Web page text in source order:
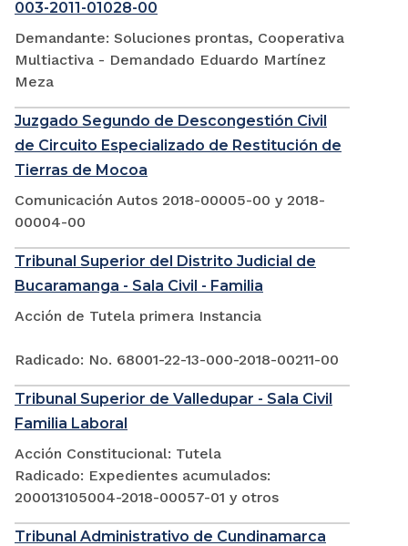
003-2011-01028-00
Demandante: Soluciones prontas, Cooperativa
Multiactiva - Demandado Eduardo Martínez
Meza
Juzgado Segundo de Descongestión Civil
de Circuito Especializado de Restitución de
Tierras de Mocoa
Comunicación Autos 2018-00005-00 y 2018-
00004-00
Tribunal Superior del Distrito Judicial de
Bucaramanga - Sala Civil - Familia
Acción de Tutela primera Instancia
Radicado: No. 68001-22-13-000-2018-00211-00
Tribunal Superior de Valledupar - Sala Civil
Familia Laboral
Acción Constitucional: Tutela
Radicado: Expedientes acumulados:
200013105004-2018-00057-01 y otros
Tribunal Administrativo de Cundinamarca